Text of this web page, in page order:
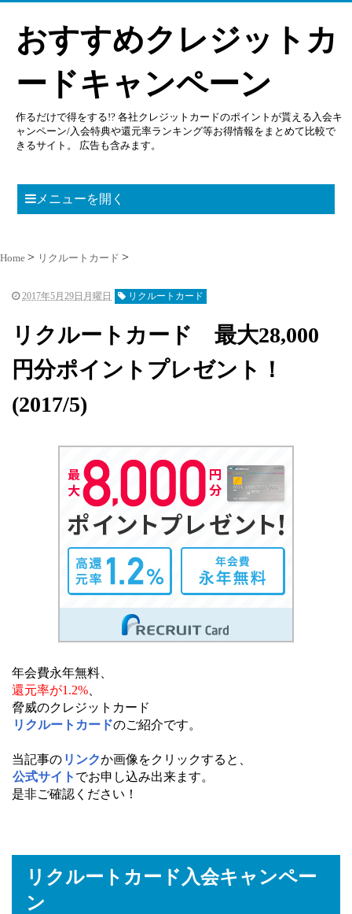
おすすめクレジットカ
ードキャンペーン
作るだけで得をする!? 各社クレジットカードのポイントが貰える入会キ
ャンペーン/入会特典や還元率ランキング等お得情報をまとめて比較で
きるサイト。 広告も含みます。
メニューを開く
Home リクルートカード
2017年5月29日月曜日 リクルートカード
リクルートカード 最大28,000
円分ポイントプレゼント！
(2017/5)
年会費永年無料、
還元率が1.2%
脅威のクレジットカード
リクルートカードのご紹介です。
当記事の リンクか画像をクリックすると、
公式サイト でお申し込み出来ます。
是非ご確認ください！
リクルートカード入会キャンペー
ン